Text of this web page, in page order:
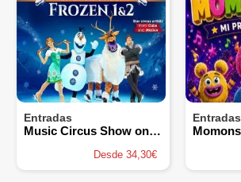
Entradas
Music Circus Show on ice - Frozen 1 y 2
Desde 34,30€
Entradas